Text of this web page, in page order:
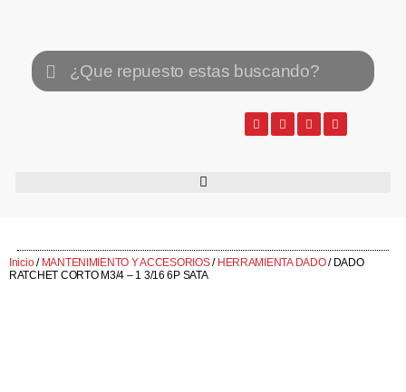
Inicio/ MANTENIMIENTO Y ACCESORIOS/ HERRAMIENTA DADO/ DADO
RATCHET CORTO M3/4 – 1 3/16 6P SATA